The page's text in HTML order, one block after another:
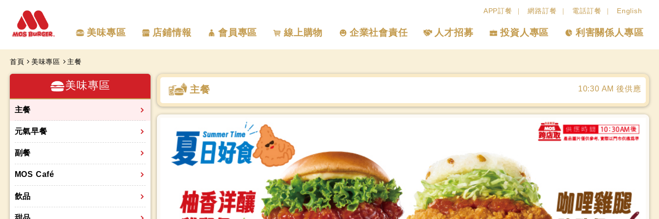
APP訂餐 網路訂餐 電話訂餐 English
美味專區 店鋪情報 會員專區 線上購物 企業社會責任 人才招募 投資人專區 利害關係人專區
首頁 美味專區 主餐
主餐 10:30 AM 後供應
美味專區
主餐
元氣早餐
副餐
MOS Café
飲品